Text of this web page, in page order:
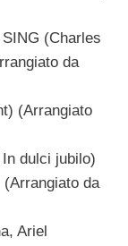
(Charles
da
(Arrangiato
dulci jubilo)
(Arrangiato da
Ariel